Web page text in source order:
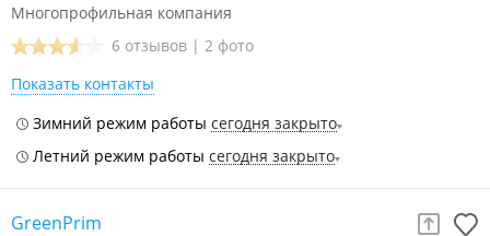
Многопрофильная компания
6 отзывов | 2 фото
Показать контакты
Зимний режим работы сегодня закрыто
Летний режим работы сегодня закрыто
GreenPrim